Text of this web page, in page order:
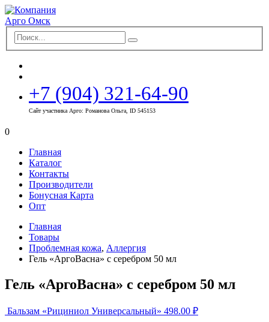
+7 (904) 321-64-90
Сайт участника Арго: Романова Ольга, ID 545153
0
Главная
Каталог
Контакты
Производители
Бонусная Карта
Опт
Главная
Товары
Проблемная кожа, Аллергия
Гель «АргоВасна» с серебром 50 мл
Гель «АргоВасна» с серебром 50 мл
Бальзам «Рициниол Универсальный» 498.00 ₽